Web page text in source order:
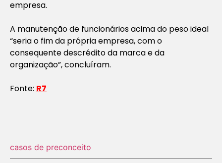
empresa.
A manutenção de funcionários acima do peso ideal
“seria o fim da própria empresa, com o
consequente descrédito da marca e da
organização”, concluíram.
Fonte: R7
casos de preconceito